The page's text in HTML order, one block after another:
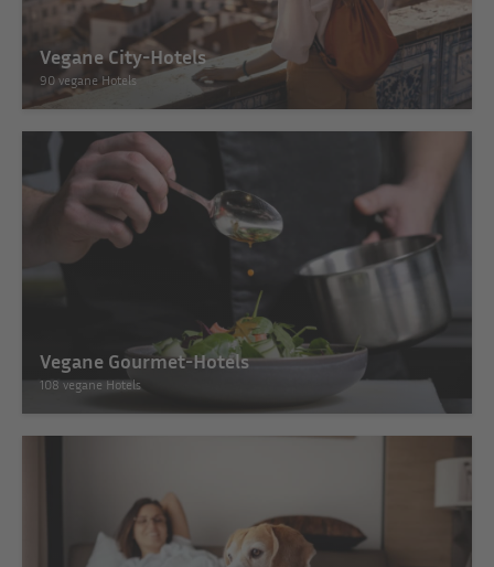
Vegane City-Hotels
90 vegane Hotels
Vegane Gourmet-Hotels
108 vegane Hotels